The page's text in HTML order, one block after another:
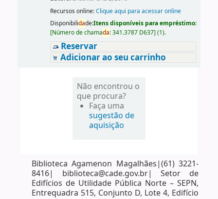
Recursos online:Clique aqui para acessar online
Disponibilidade:Itens disponíveis para empréstimo:
[Número de chamada:341.3787 D637] (1).
Reservar
Adicionar ao seu carrinho
Não encontrou o
que procura?
Faça uma
sugestão de
aquisição
Biblioteca Agamenon Magalhães|(61) 3221-
8416| biblioteca@cade.gov.br| Setor de
Edifícios de Utilidade Pública Norte – SEPN,
Entrequadra 515, Conjunto D, Lote 4, Edifício